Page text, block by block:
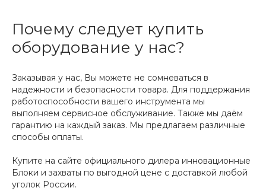
Почему следует купить
оборудование у нас?
Заказывая у нас, Вы можете не сомневаться в
надежности и безопасности товара. Для поддержания
работоспособности вашего инструмента мы
выполняем сервисное обслуживание. Также мы даём
гарантию на каждый заказ. Мы предлагаем различные
способы оплаты.
Купите на сайте официального дилера инновационные
Блоки и захваты по выгодной цене с доставкой любой
уголок России.